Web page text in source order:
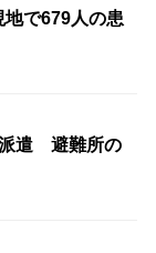
で679人の患
遣 避難所の